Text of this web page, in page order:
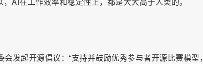
发起开源倡议：“支持并鼓励优秀参与者开源比赛模型